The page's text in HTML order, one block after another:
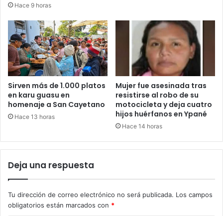
Hace 9 horas
Sirven más de 1.000 platos
en karu guasu en
homenaje a San Cayetano
Hace 13 horas
Mujer fue asesinada tras
resistirse al robo de su
motocicleta y deja cuatro
hijos huérfanos en Ypané
Hace 14 horas
Deja una respuesta
Tu dirección de correo electrónico no será publicada. Los campos
obligatorios están marcados con *